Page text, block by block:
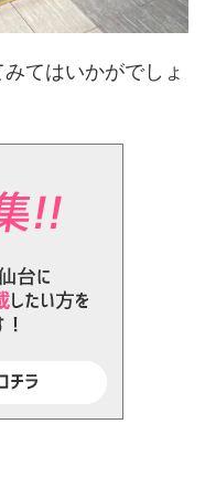
てはいかがでしょ